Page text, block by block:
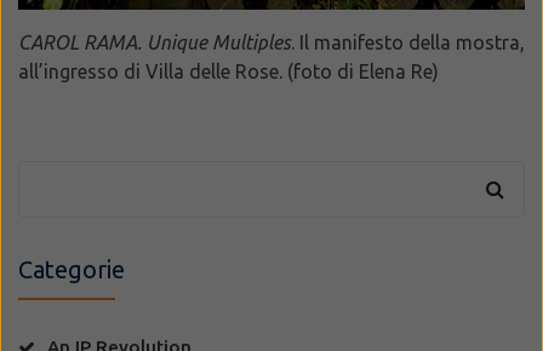
CAROL RAMA. Unique Multiples. Il manifesto della mostra,
all’ingresso di Villa delle Rose. (foto di Elena Re)
Categorie